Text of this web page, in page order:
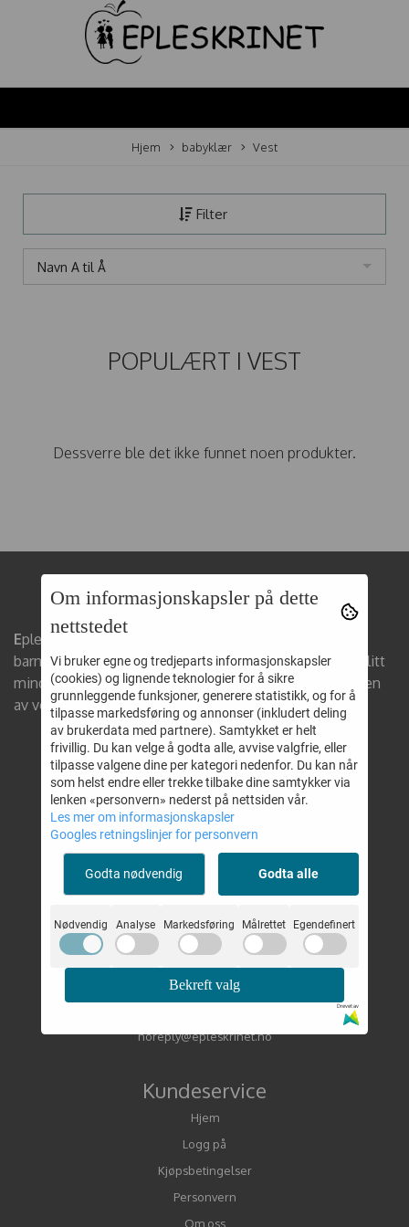
Hjem babyklær Vest
Filter
Navn A til Å
POPULÆRT I VEST
Dessverre ble det ikke funnet noen produkter.
Epleskrinet AS
Epleskrinet er enbarneklær nettbutikk
barnetøy i alderen 0-12 år. Vi har valgt å føre kjente og litt
mindre kjentebarneklærfra Danmark, Norge og resten
av verden.
© 2019 Epleskrinet.no - Powered by Mystore.no
Om oss
Epleskrinet AS
Kuholmsveien 105
4632 Kristiansand
Org. nr. 919060743 MVA
Henvendelser på epost kundeservice@epleskrinet.no
noreply@epleskrinet.no
Kundeservice
Hjem
Logg på
Kjøpsbetingelser
Personvern
Om oss
Om informasjonskapsler på dette
nettstedet
Vi bruker egne og tredjeparts informasjonskapsler
(cookies) og lignende teknologier for å sikre
grunnleggende funksjoner, generere statistikk, og for å
tilpasse markedsføring og annonser (inkludert deling
av brukerdata med partnere). Samtykket er helt
frivillig. Du kan velge å godta alle, avvise valgfrie, eller
tilpasse valgene dine per kategori nedenfor. Du kan når
som helst endre eller trekke tilbake dine samtykker via
lenken «personvern» nederst på nettsiden vår.
Les mer om informasjonskapsler
Googles retningslinjer for personvern
Godta nødvendig Godta alle
Nødvendig Analyse Markedsføring Målrettet Egendefinert
Bekreft valg
Drevet av